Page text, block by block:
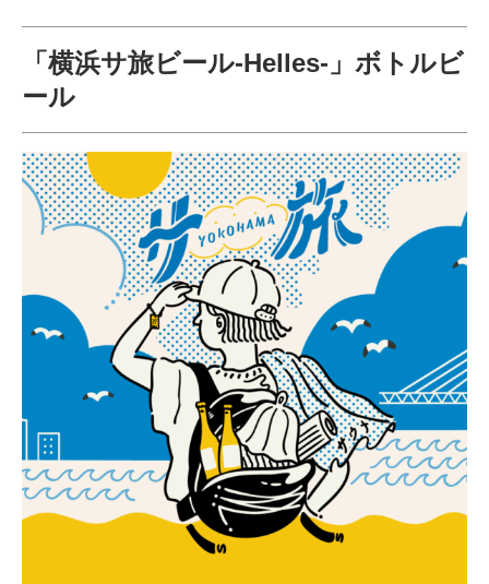
「横浜サ旅ビール-Helles-」ボトルビ
ール